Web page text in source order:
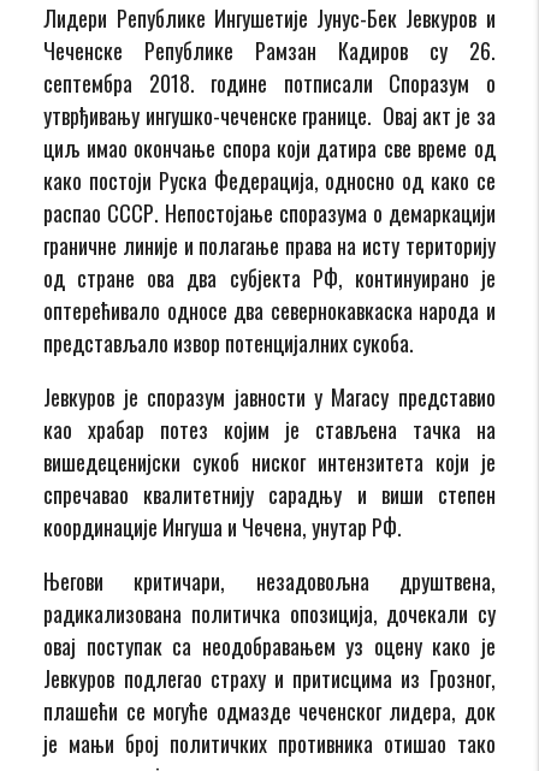
Лидери Републике Ингушетије Јунус-Бек Јевкуров и
Чеченске Републике Рамзан Кадиров су 26.
септембра 2018. године потписали Споразум о
утврђивању ингушко-чеченске границе. Овај акт је за
циљ имао окончање спора који датира све време од
како постоји Руска Федерација, односно од како се
распао СССР. Непостојање споразума о демаркацији
граничне линије и полагање права на исту територију
од стране ова два субјекта РФ, континуирано је
оптерећивало односе два севернокавкаска народа и
представљало извор потенцијалних сукоба.
Јевкуров је споразум јавности у Магасу представио
као храбар потез којим је стављена тачка на
вишедеценијски сукоб ниског интензитета који је
спречавао квалитетнију сарадњу и виши степен
координације Ингуша и Чечена, унутар РФ.
Његови критичари, незадовољна друштвена,
радикализована политичка опозиција, дочекали су
овај поступак са неодобравањем уз оцену како је
Јевкуров подлегао страху и притисцима из Грозног,
плашећи се могуће одмазде чеченског лидера, док
је мањи број политичких противника отишао тако